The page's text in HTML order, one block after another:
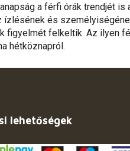
a férfi órák trendjét
ízlésének és
figyelmét felkeltik. Az ilyen
hétköznapról.
lehetőségek